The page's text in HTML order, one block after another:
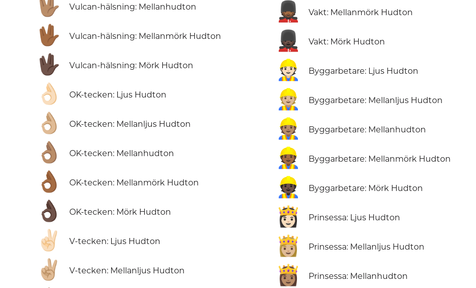
🖖🏽 Vulcan-hälsning: Mellanhudton
🖖🏾 Vulcan-hälsning: Mellanmörk Hudton
🖖🏿 Vulcan-hälsning: Mörk Hudton
👌🏻 OK-tecken: Ljus Hudton
👌🏼 OK-tecken: Mellanljus Hudton
👌🏽 OK-tecken: Mellanhudton
👌🏾 OK-tecken: Mellanmörk Hudton
👌🏿 OK-tecken: Mörk Hudton
✌🏻 V-tecken: Ljus Hudton
✌🏼 V-tecken: Mellanljus Hudton
💂🏾 Vakt: Mellanmörk Hudton
💂🏿 Vakt: Mörk Hudton
👷🏻 Byggarbetare: Ljus Hudton
👷🏼 Byggarbetare: Mellanljus Hudton
👷🏽 Byggarbetare: Mellanhudton
👷🏾 Byggarbetare: Mellanmörk Hudton
👷🏿 Byggarbetare: Mörk Hudton
👸🏻 Prinsessa: Ljus Hudton
👸🏼 Prinsessa: Mellanljus Hudton
👸🏽 Prinsessa: Mellanhudton